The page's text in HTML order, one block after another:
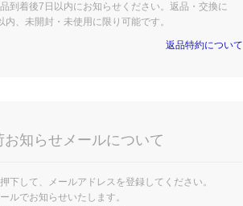
到着後7日以内にお知らせください。返品・交換に
、未開封・未使用に限り可能です。
返品特約について
お知らせメールについて
下して、メールアドレスを登録してください。
ルでお知らせいたします。